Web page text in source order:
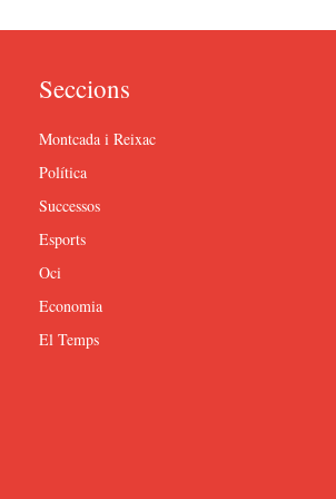
Seccions
Montcada i Reixac
Política
Successos
Esports
Oci
Economia
El Temps